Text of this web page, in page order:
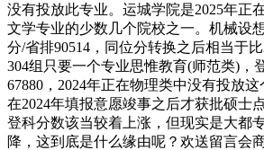
没有投放此专业。运城学院是2025年正
文学专业的少数几个院校之一。机械设
分/省排90514，同位分转换之后相当于比
304组只要一个专业思惟教育(师范类)，
67880，2024年正在物理类中没有投放
在2024年填报意愿竣事之后才获批硕士
登科分数该当较着上涨，但现实是大都
降，这到底是什么缘由呢？欢送留言会